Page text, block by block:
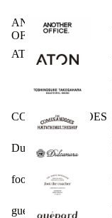
ANOTHER
OFFICE
ATON
COMESANDGOES
Dulcamara
foot the coacher
guepard